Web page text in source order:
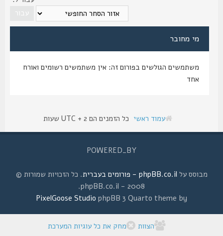
מי מחובר
משתמשים הגולשים בפורום זה: אין משתמשים רשומים ואורח
עמוד ראשי כל הזמנים הם UTC + 2 שעות
POWERED_BY
מבוסס עלphpBB.co.il - פורומים בעברית
. כל הזכויות שמורות ©
2008 - phpBB.co.il.
phpBB 3 Quarto theme by
PixelGoose Studio
הצוות מחק את כל עוגיות המערכת